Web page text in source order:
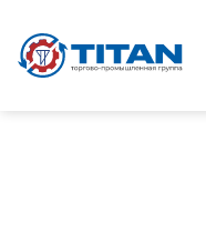
Перейти к